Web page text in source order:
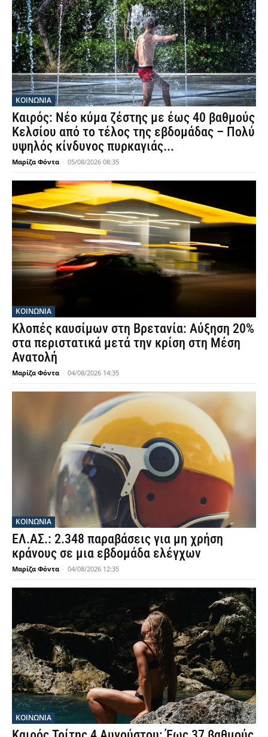
ΚΟΙΝΩΝΙΑ
Καιρός: Νέο κύμα ζέστης με έως 40 βαθμούς
Κελσίου από το τέλος της εβδομάδας – Πολύ
υψηλός κίνδυνος πυρκαγιάς...
Μαρίζα Φόντα - 05/08/2026 08:35
ΚΟΙΝΩΝΙΑ
Κλοπές καυσίμων στη Βρετανία: Αύξηση 20%
στα περιστατικά μετά την κρίση στη Μέση
Ανατολή
Μαρίζα Φόντα - 04/08/2026 14:35
ΚΟΙΝΩΝΙΑ
ΕΛ.ΑΣ.: 2.348 παραβάσεις για μη χρήση
κράνους σε μια εβδομάδα ελέγχων
Μαρίζα Φόντα - 04/08/2026 12:35
ΚΟΙΝΩΝΙΑ